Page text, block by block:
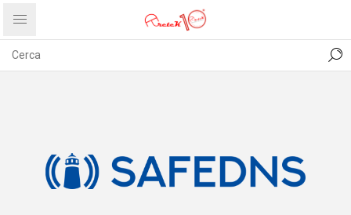
PRIVACY ABOUT US